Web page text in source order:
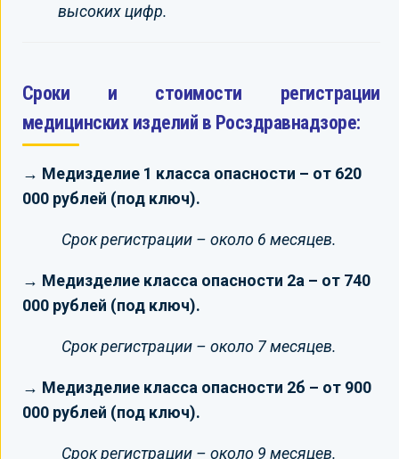
высоких цифр.
Сроки и стоимости регистрации
медицинских изделий в Росздравнадзоре:
→ Медизделие 1 класса опасности – от 620
000 рублей (под ключ).
Срок регистрации – около 6 месяцев.
→ Медизделие класса опасности 2а – от 740
000 рублей (под ключ).
Срок регистрации – около 7 месяцев.
→ Медизделие класса опасности 2б – от 900
000 рублей (под ключ).
Срок регистрации – около 9 месяцев.